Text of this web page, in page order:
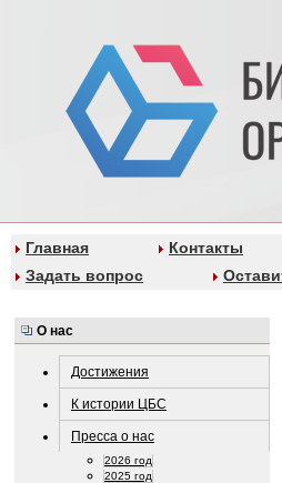
Главная Контакты
Задать вопрос
О нас
Достижения
К истории ЦБС
Пресса о нас
2026 год
2025 год